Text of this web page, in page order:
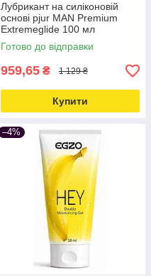
Лубрикант на силіконовій
основі pjur MAN Premium
Extremeglide 100 мл
економний з тривалим
ковзанням (П'юр, Пджюр)
Готово до відправки
959,65 ₴ 1 129 ₴
Купити
–4%